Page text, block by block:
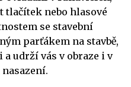
tlačítek nebo hlasové
se stavební
parťákem na stavbě,
udrží vás v obraze i v